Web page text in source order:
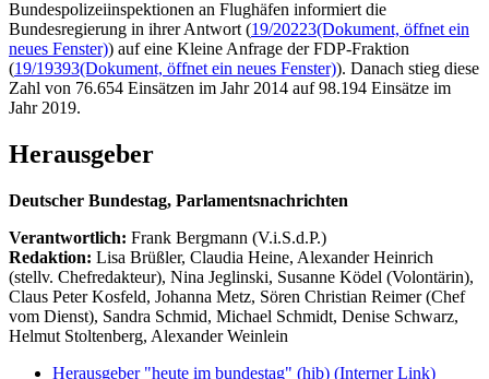
Bundespolizeiinspektionen an Flughäfen informiert die
Bundesregierung in ihrer Antwort (19/20223(Dokument, öffnet ein
neues Fenster)) auf eine Kleine Anfrage der FDP-Fraktion
(19/19393(Dokument, öffnet ein neues Fenster)). Danach stieg diese
Zahl von 76.654 Einsätzen im Jahr 2014 auf 98.194 Einsätze im
Jahr 2019.
Herausgeber
Deutscher Bundestag, Parlamentsnachrichten
Verantwortlich: Frank Bergmann (V.i.S.d.P.)
Redaktion: Lisa Brüßler, Claudia Heine, Alexander Heinrich
(stellv. Chefredakteur), Nina Jeglinski, Susanne Ködel (Volontärin),
Claus Peter Kosfeld, Johanna Metz, Sören Christian Reimer (Chef
vom Dienst), Sandra Schmid, Michael Schmidt, Denise Schwarz,
Helmut Stoltenberg, Alexander Weinlein
Herausgeber "heute im bundestag" (hib) (Interner Link)